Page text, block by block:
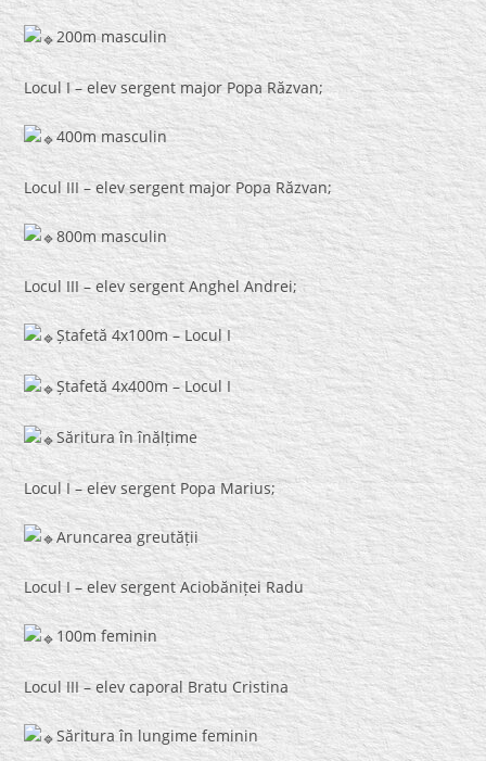
200m masculin
Locul I – elev sergent major Popa Răzvan;
400m masculin
Locul III – elev sergent major Popa Răzvan;
800m masculin
Locul III – elev sergent Anghel Andrei;
Ștafetă 4x100m – Locul I
Ștafetă 4x400m – Locul I
Săritura în înălțime
Locul I – elev sergent Popa Marius;
Aruncarea greutății
Locul I – elev sergent Aciobăniței Radu
100m feminin
Locul III – elev caporal Bratu Cristina
Săritura în lungime feminin